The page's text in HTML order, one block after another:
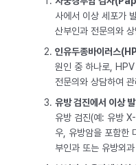
사에서 이상 세포가
산부인과 전문의와
인유두종바이러스
원인 중 하나로,
전문의와 상담하여
유방 검진에서 이상
유방 검진(예: 유방
우, 유방암을 포함한
부인과 또는 유방외